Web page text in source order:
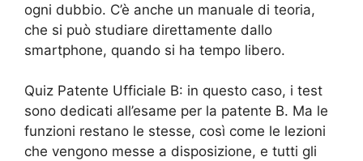
ogni dubbio. C’è anche un manuale di teoria,
che si può studiare direttamente dallo
smartphone, quando si ha tempo libero.
Quiz Patente Ufficiale B: in questo caso, i test
sono dedicati all’esame per la patente B. Ma le
funzioni restano le stesse, così come le lezioni
che vengono messe a disposizione, e tutti gli